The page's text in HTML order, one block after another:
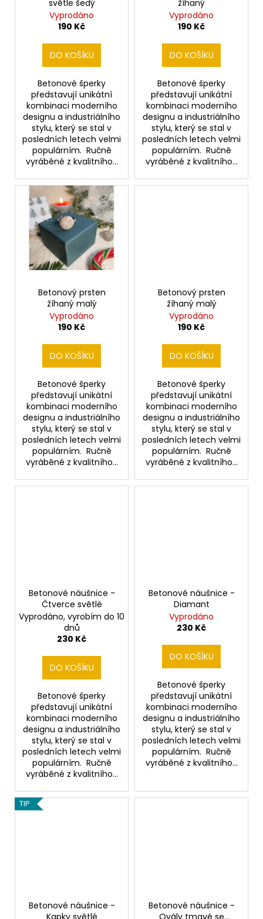
světle šedý
Vyprodáno
190 Kč
DO KOŠÍKU
Betonové šperky
představují unikátní
kombinaci moderního
designu a industriálního
stylu, který se stal v
posledních letech velmi
populárním. Ručně
vyráběné z kvalitního...
žíhaný
Vyprodáno
190 Kč
DO KOŠÍKU
Betonové šperky
představují unikátní
kombinaci moderního
designu a industriálního
stylu, který se stal v
posledních letech velmi
populárním. Ručně
vyráběné z kvalitního...
Betonový prsten
žíhaný malý
Vyprodáno
190 Kč
DO KOŠÍKU
Betonové šperky
představují unikátní
kombinaci moderního
designu a industriálního
stylu, který se stal v
posledních letech velmi
populárním. Ručně
vyráběné z kvalitního...
Betonový prsten
žíhaný malý
Vyprodáno
190 Kč
DO KOŠÍKU
Betonové šperky
představují unikátní
kombinaci moderního
designu a industriálního
stylu, který se stal v
posledních letech velmi
populárním. Ručně
vyráběné z kvalitního...
Betonové náušnice -
Čtverce světlé
Vyprodáno, vyrobím do 10
dnů
230 Kč
DO KOŠÍKU
Betonové šperky
představují unikátní
kombinaci moderního
designu a industriálního
stylu, který se stal v
posledních letech velmi
populárním. Ručně
vyráběné z kvalitního...
Betonové náušnice -
Diamant
Vyprodáno
230 Kč
DO KOŠÍKU
Betonové šperky
představují unikátní
kombinaci moderního
designu a industriálního
stylu, který se stal v
posledních letech velmi
populárním. Ručně
vyráběné z kvalitního...
TIP
Betonové náušnice -
Kapky světlé
Betonové náušnice -
Ovály tmavé se